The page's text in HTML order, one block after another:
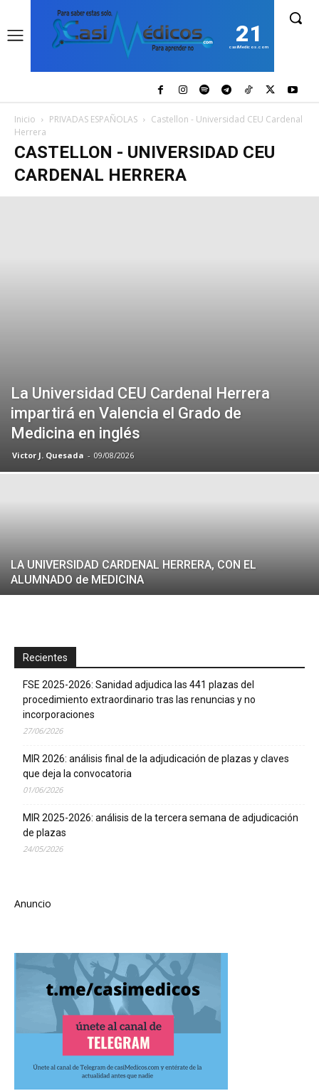
21
casiMedicos.com
Inicio PRIVADAS ESPAÑOLAS
Castellon - Universidad CEU Cardenal
Herrera
CASTELLON - UNIVERSIDAD CEU
CARDENAL HERRERA
La Universidad CEU Cardenal Herrera
impartirá en Valencia el Grado de
Medicina en inglés
Victor J. Quesada - 09/08/2026
LA UNIVERSIDAD CARDENAL HERRERA, CON EL
ALUMNADO de MEDICINA
Recientes
FSE 2025-2026: Sanidad adjudica las 441 plazas del
procedimiento extraordinario tras las renuncias y no
incorporaciones
27/06/2026
MIR 2026: análisis final de la adjudicación de plazas y claves
que deja la convocatoria
01/06/2026
MIR 2025-2026: análisis de la tercera semana de adjudicación
de plazas
24/05/2026
Anuncio